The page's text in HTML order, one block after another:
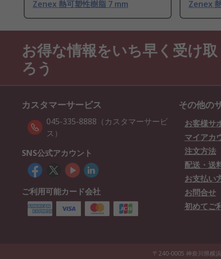
Zenex 熱可塑性樹脂 7 mm
Zenex
お得な情報をいち早く受け取
ろう
カスタマーサービス
045-335-8888（カスタマーサービ
ス）
SNS公式アカウント
ご利用可能カード会社
その他の
お客様サ
マイアカ
注文方法
配送・送
お支払い
お問合せ
初めてご
〒240-0005 神奈川県横